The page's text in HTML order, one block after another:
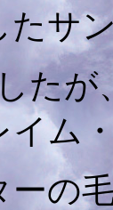
たサ
た
イム
の